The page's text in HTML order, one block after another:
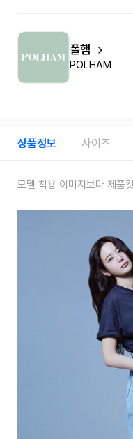
폴햄
POLHAM
상품정보 사이즈
모델 착용 이미지보다 제품